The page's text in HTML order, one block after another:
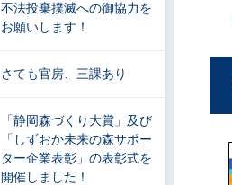
不法投棄撲滅への御協力を
お願いします！
さても官房、三課あり
「静岡森づくり大賞」及び
「しずおか未来の森サポー
ター企業表彰」の表彰式を
開催しました！